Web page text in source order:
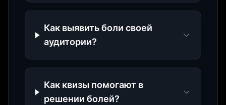
Как выявить боли своей
аудитории?
Как квизы помогают в
решении болей?